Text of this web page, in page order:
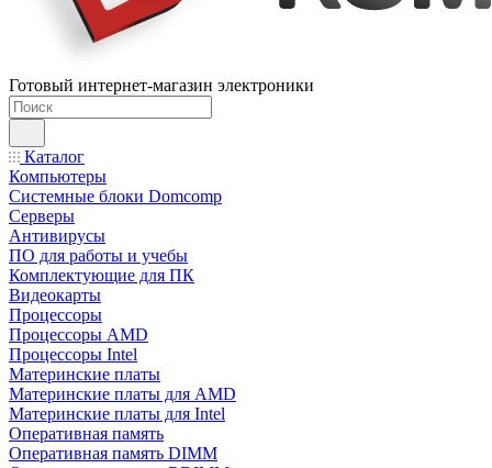
Готовый интернет-магазин электроники
Каталог
Компьютеры
Системные блоки Domcomp
Серверы
Антивирусы
ПО для работы и учебы
Комплектующие для ПК
Видеокарты
Процессоры
Процессоры AMD
Процессоры Intel
Материнские платы
Материнские платы для AMD
Материнские платы для Intel
Оперативная память
Оперативная память DIMM